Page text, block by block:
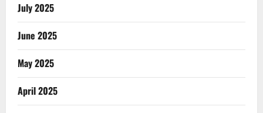
July 2025
June 2025
May 2025
April 2025